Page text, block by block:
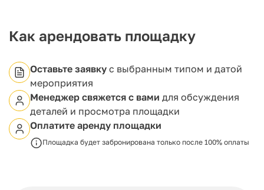
Как арендовать площадку
Оставьте заявку с выбранным типом и датой
мероприятия
Менеджер свяжется с вами для обсуждения
деталей и просмотра площадки
Оплатите аренду площадки
Площадка будет забронирована только после 100% оплаты